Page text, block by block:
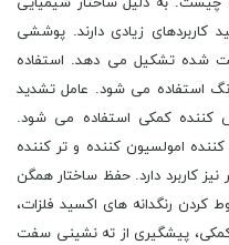
کاربردهای زیادی دارند. پوششی
شده تشکیل می دهد. استفاده
استفاده می شود. عامل تشدید
کننده کمکی استفاده می شود.
امولسیون کننده و تر کننده
کاربرد دارد. حفظ ساختار همگن
کردن رنگدانه های اکسید فلزات،
پیشگیری از ته نشینی سفت